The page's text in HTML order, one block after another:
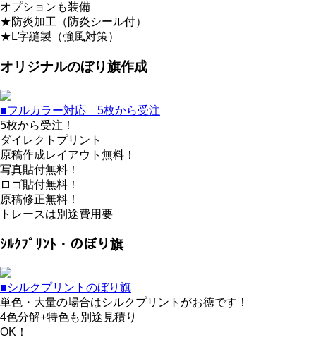
オプションも装備
★防炎加工（防炎シール付）
★L字縫製（強風対策）
オリジナルのぼり旗作成
■フルカラー対応 5枚から受注
5枚から受注！
ダイレクトプリント
原稿作成レイアウト無料！
写真貼付無料！
ロゴ貼付無料！
原稿修正無料！
トレースは別途費用要
ｼﾙｸﾌﾟﾘﾝﾄ・のぼり旗
■シルクプリントのぼり旗
単色・大量の場合はシルクプリントがお徳です！
4色分解+特色も別途見積り
OK！